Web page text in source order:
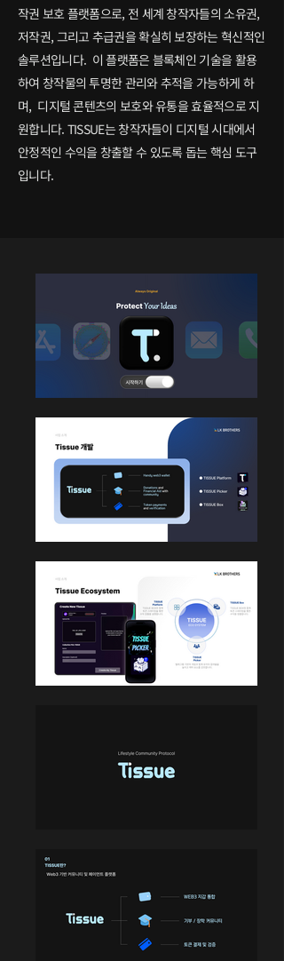
작권 보호 플랫폼으로, 전 세계 창작자들의 소유권,
저작권, 그리고 추급권을 확실히 보장하는 혁신적인
솔루션입니다. 이 플랫폼은 블록체인 기술을 활용
하여 창작물의 투명한 관리와 추적을 가능하게 하
며, 디지털 콘텐츠의 보호와 유통을 효율적으로 지
원합니다. TISSUE는 창작자들이 디지털 시대에서
안정적인 수익을 창출할 수 있도록 돕는 핵심 도구
입니다.